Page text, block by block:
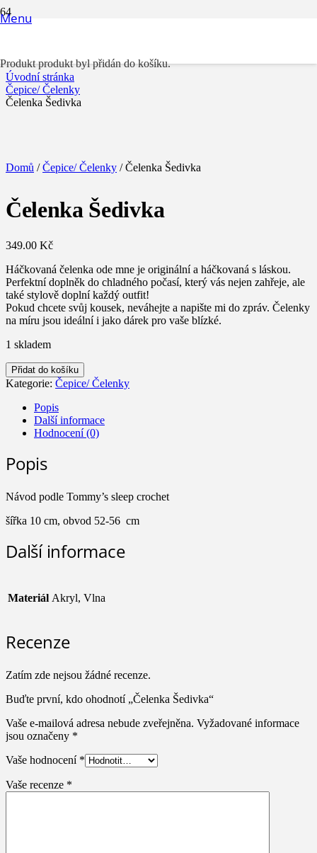
Menu
Produktprodukt byl přidán do košíku.
Úvodní stránka
Čepice/ Čelenky
Čelenka Šedivka
Domů /Čepice/ Čelenky / Čelenka Šedivka
Čelenka Šedivka
349.00 Kč
Háčkovaná čelenka ode mne je originální a háčkovaná s láskou.
Perfektní doplněk do chladného počasí, který vás nejen zahřeje, ale
také stylově doplní každý outfit!
Pokud chcete svůj kousek, neváhejte a napište mi do zpráv. Čelenky
na míru jsou ideální i jako dárek pro vaše blízké.
1 skladem
Čelenka
Šedivka
množství
Přidat do košíku
Kategorie: Čepice/ Čelenky
Popis
Další informace
Hodnocení (0)
Popis
Návod podle Tommy’s sleep crochet
šířka 10 cm, obvod 52-56 cm
Další informace
Materiál Akryl, Vlna
Recenze
Zatím zde nejsou žádné recenze.
Buďte první, kdo ohodnotí „Čelenka Šedivka“
Vaše e-mailová adresa nebude zveřejněna. Vyžadované informace
jsou označeny *
Vaše hodnocení *
Vaše recenze *